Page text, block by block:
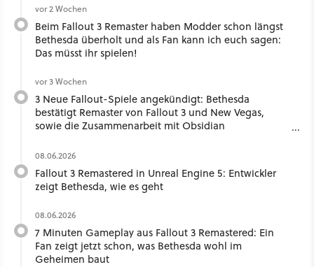
vor 2 Wochen
Beim Fallout 3 Remaster haben Modder schon längst
Bethesda überholt und als Fan kann ich euch sagen:
Das müsst ihr spielen!
vor 3 Wochen
3 Neue Fallout-Spiele angekündigt: Bethesda
bestätigt Remaster von Fallout 3 und New Vegas,
sowie die Zusammenarbeit mit Obsidian
08.06.2026
Fallout 3 Remastered in Unreal Engine 5: Entwickler
zeigt Bethesda, wie es geht
08.06.2026
7 Minuten Gameplay aus Fallout 3 Remastered: Ein
Fan zeigt jetzt schon, was Bethesda wohl im
Geheimen baut